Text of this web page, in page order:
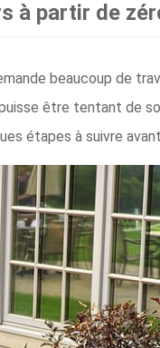
à partir de
beaucoup de
être tentant de
étapes à suivre